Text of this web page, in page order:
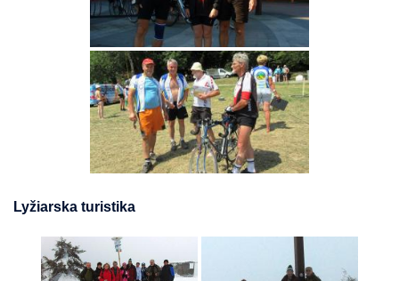
Lyžiarska turistika